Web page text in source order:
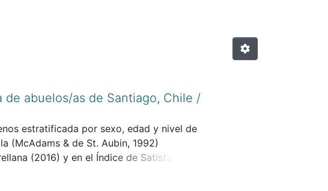
abuelos/as de Santiago, Chile /
estratificada por sexo, edad y nivel de
(McAdams & de St. Aubin, 1992)
(2016) y en el Índice de Satisfacción
a Chile por Zegers, Rojas-